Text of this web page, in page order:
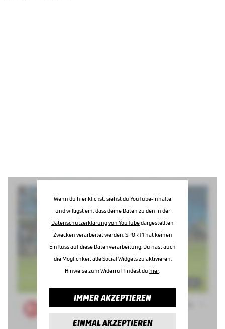
Wenn du hier klickst, siehst du YouTube-Inhalte
und willigst ein, dass deine Daten zu den in der
Datenschutzerklärung von YouTubedargestellten
Zwecken verarbeitet werden. SPORT1 hat keinen
Einfluss auf diese Datenverarbeitung. Du hast auch
die Möglichkeit alle Social Widgets zu aktivieren.
Hinweise zum Widerruf findest du hier.
IMMER AKZEPTIEREN
EINMAL AKZEPTIEREN